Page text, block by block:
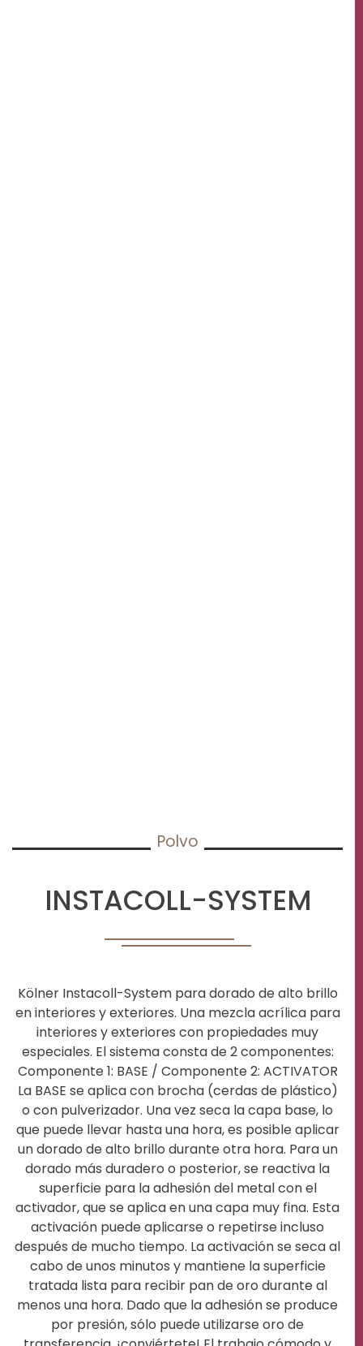
Polvo
INSTACOLL-SYSTEM
Kölner Instacoll-System para dorado de alto brillo
en interiores y exteriores. Una mezcla acrílica para
interiores y exteriores con propiedades muy
especiales. El sistema consta de 2 componentes:
Componente 1: BASE / Componente 2: ACTIVATOR
La BASE se aplica con brocha (cerdas de plástico)
o con pulverizador. Una vez seca la capa base, lo
que puede llevar hasta una hora, es posible aplicar
un dorado de alto brillo durante otra hora. Para un
dorado más duradero o posterior, se reactiva la
superficie para la adhesión del metal con el
activador, que se aplica en una capa muy fina. Esta
activación puede aplicarse o repetirse incluso
después de mucho tiempo. La activación se seca al
cabo de unos minutos y mantiene la superficie
tratada lista para recibir pan de oro durante al
menos una hora. Dado que la adhesión se produce
por presión, sólo puede utilizarse oro de